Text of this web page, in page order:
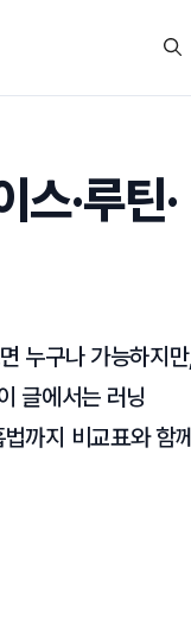
·루틴·
누구나 가능하지
글에서는 러닝
까지 비교표와 함께